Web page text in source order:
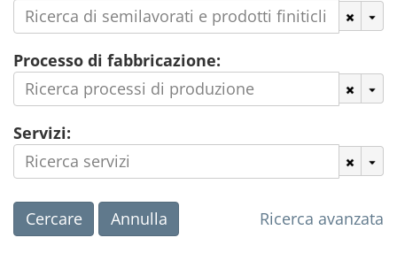
Processo di fabbricazione:
Servizi:
Cercare Annulla Ricerca avanzata